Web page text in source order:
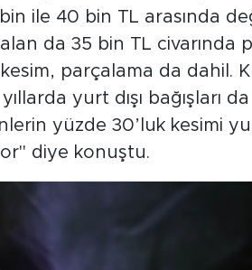
ile 40 bin TL arasında
da 35 bin TL civarında
parçalama da dahil.
yurt dışı bağışları
yüzde 30’luk kesimi
diye konuştu.